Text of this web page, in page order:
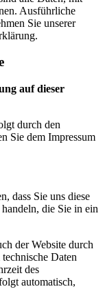
Ausführliche
Sie unserer
auf dieser
durch den
Sie dem Impressum
dass Sie uns diese
die Sie in ein
der Website durch
Daten
des
automatisch,